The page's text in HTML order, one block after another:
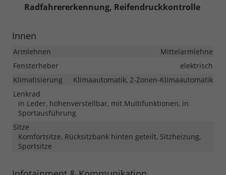
Radfahrererkennung, Reifendruckkontrolle
Innen
Armlehnen
Mittelarmlehne
Fensterheber
elektrisch
Klimatisierung
Klimaautomatik, 2-Zonen-Klimaautomatik
Lenkrad
in Leder, höhenverstellbar, mit Multifunktionen, in
Sportausführung
Sitze
Komfortsitze, Rücksitzbank hinten geteilt, Sitzheizung,
Sportsitze